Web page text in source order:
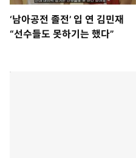
‘남아공전 졸전’ 입 연 김민재
“선수들도 못하기는 했다”